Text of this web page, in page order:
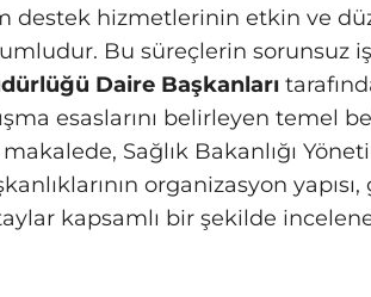
destek hizmetlerinin etkin ve
Bu süreçlerin sorunsuz
Daire Başkanları
esaslarını belirleyen temel
Sağlık Bakanlığı
organizasyon
kapsamlı bir şekilde